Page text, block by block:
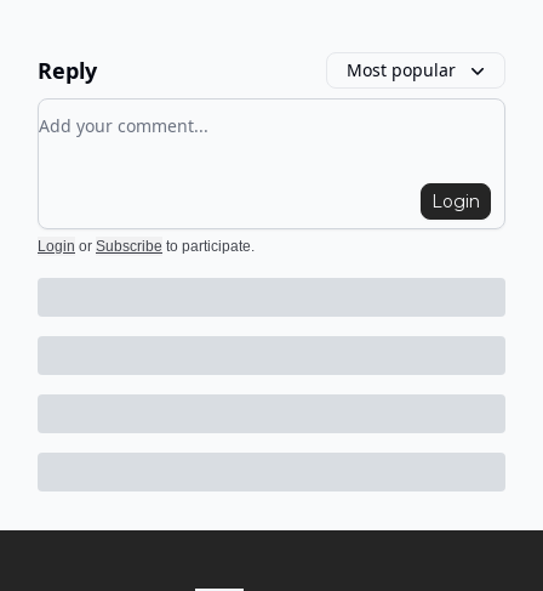
Reply Most popular
Add your comment
Login
Login or Subscribe to participate